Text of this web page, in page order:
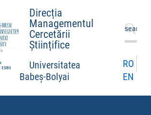
Direcția
Managementul
Cercetării
Științifice
Universitatea
Babeș-Bolyai
Caută
după:
RO
EN